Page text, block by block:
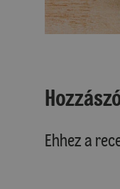
Ehhez a